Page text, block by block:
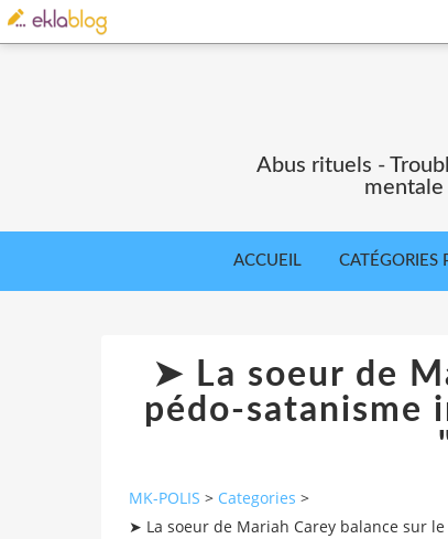
Abus rituels -
mentale
ACCUEIL CATÉGORIES
➤ La soeur de
pédo-satanisme
MK-POLIS > Categories >
➤ La soeur de Mariah Carey balance sur